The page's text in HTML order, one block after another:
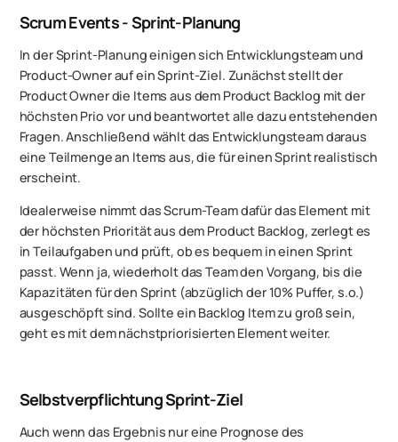
Scrum Events - Sprint-Planung
In der Sprint-Planung einigen sich Entwicklungsteam und
Product-Owner auf ein Sprint-Ziel. Zunächst stellt der
Product Owner die Items aus dem Product Backlog mit der
höchsten Prio vor und beantwortet alle dazu entstehenden
Fragen. Anschließend wählt das Entwicklungsteam daraus
eine Teilmenge an Items aus, die für einen Sprint realistisch
erscheint.
Idealerweise nimmt das Scrum-Team dafür das Element mit
der höchsten Priorität aus dem Product Backlog, zerlegt es
in Teilaufgaben und prüft, ob es bequem in einen Sprint
passt. Wenn ja, wiederholt das Team den Vorgang, bis die
Kapazitäten für den Sprint (abzüglich der 10% Puffer, s.o.)
ausgeschöpft sind. Sollte ein Backlog Item zu groß sein,
geht es mit dem nächstpriorisierten Element weiter.
Selbstverpflichtung Sprint-Ziel
Auch wenn das Ergebnis nur eine Prognose des